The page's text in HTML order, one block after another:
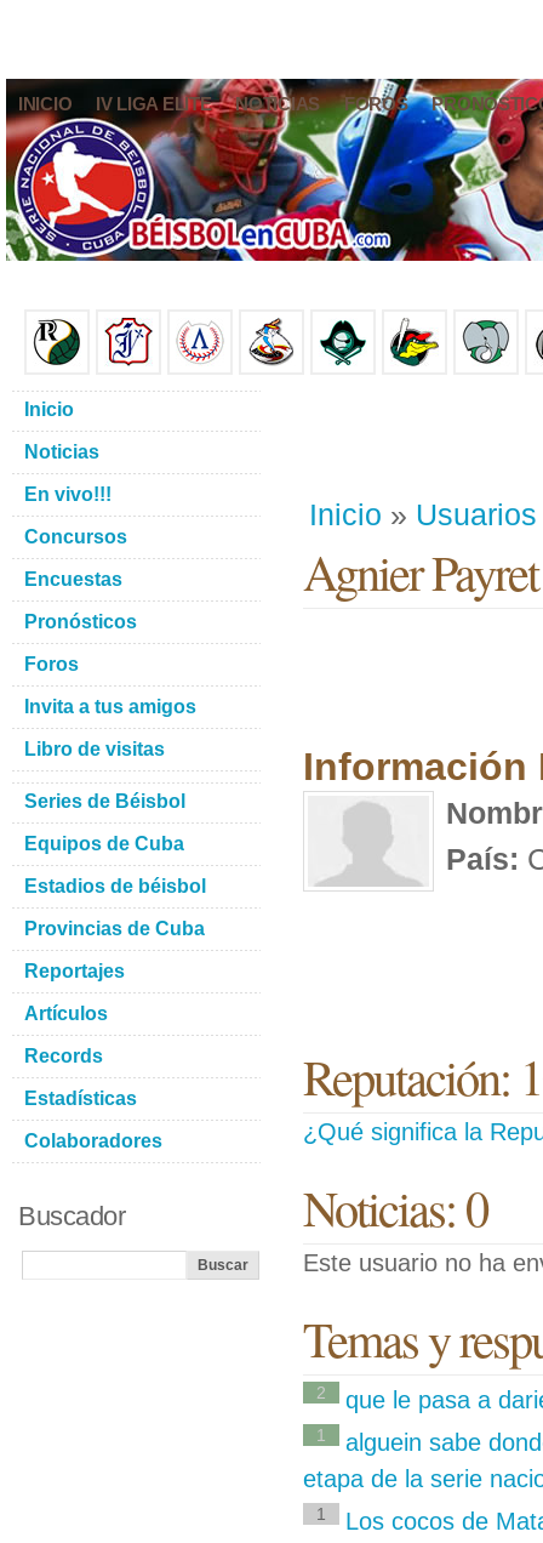
INICIO IV LIGA ELITE NOTICIAS FOROS
Inicio » Usuarios
Agnier Payret
Información
País:
Reputación:
¿Qué significa la
Noticias: 0
Este usuario no ha
Temas y
2 que le pasa a
1
alguein sabe
etapa de la serie
1
Los cocos de
Inicio
Noticias
En vivo!!!
Concursos
Encuestas
Pronósticos
Foros
Invita a tus amigos
Libro de visitas
Series de Béisbol
Equipos de Cuba
Estadios de béisbol
Provincias de Cuba
Reportajes
Artículos
Records
Estadísticas
Colaboradores
Buscador